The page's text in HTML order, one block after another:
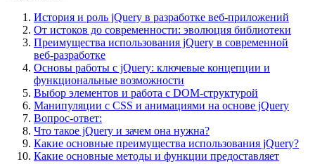
История и роль jQuery в разработке веб-приложений
От истоков до современности: эволюция библиотеки
Преимущества использования jQuery в современной
веб-разработке
Основы работы с jQuery: ключевые концепции и
функциональные возможности
Выбор элементов и работа с DOM-структурой
Манипуляции с CSS и анимациями на основе jQuery
Вопрос-ответ:
Что такое jQuery и зачем она нужна?
Какие основные преимущества использования jQuery?
Какие основные методы и функции предоставляет